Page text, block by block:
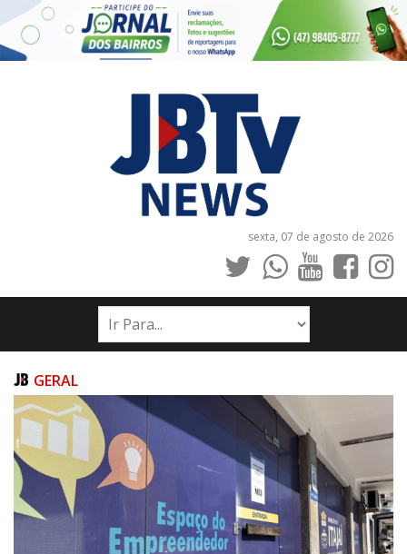
sexta, 07 de agosto de 2026
INÍCIO
NOTÍCIAS
PUBLICAÇÕES LEGAIS
CONTATO
GERAL